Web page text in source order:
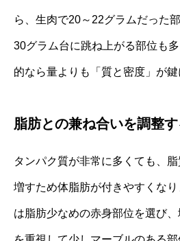
ら、生肉で20～22グラムだった
30グラム台に跳ね上がる部位も
的なら量よりも「質と密度」が鍵
脂肪との兼ね合いを調整
タンパク質が非常に多くても、
増すため体脂肪が付きやすくな
は脂肪少なめの赤身部位を選び